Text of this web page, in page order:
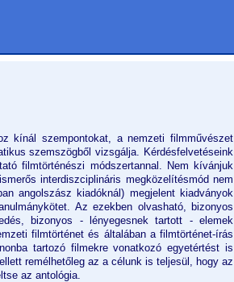
kínál szempontokat, a nemzeti filmművészet
szemszögből vizsgálja. Kérdésfelvetéseink
filmtörténészi módszertannal. Nem kívánjuk
interdiszciplináris megközelítésmód nem
angolszász kiadóknál) megjelent kiadványok
Az ezekben olvasható, bizonyos
bizonyos - lényegesnek tartott - elemek
filmtörténet és általában a filmtörténet-írás
tartozó filmekre vonatkozó egyetértést is
remélhetőleg az a célunk is teljesül, hogy az
az antológia.